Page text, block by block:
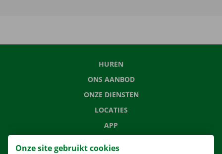
HUREN
ONS AANBOD
ONZE DIENSTEN
LOCATIES
APP
Onze site gebruikt cookies